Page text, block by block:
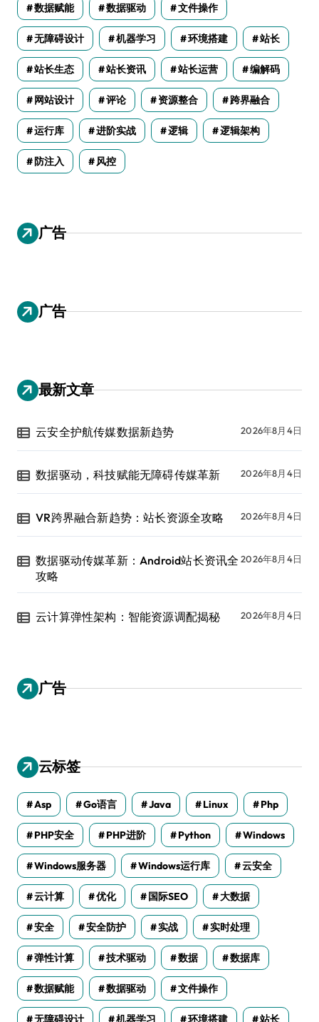
数据赋能 数据驱动 文件操作
无障碍设计 机器学习 环境搭建 站长
站长生态 站长资讯 站长运营 编解码
网站设计 评论 资源整合 跨界融合
运行库 进阶实战 逻辑 逻辑架构
防注入 风控
广告
广告
最新文章
云安全护航传媒数据新趋势 2026年8月4日
数据驱动，科技赋能无障碍传媒革新 2026年8月4日
VR跨界融合新趋势：站长资源全攻略 2026年8月4日
数据驱动传媒革新：Android站长资讯全
攻略
2026年8月4日
云计算弹性架构：智能资源调配揭秘 2026年8月4日
广告
云标签
Asp Go语言 Java Linux Php
PHP安全 PHP进阶 Python Windows
Windows服务器 Windows运行库 云安全
云计算 优化 国际SEO 大数据
安全 安全防护 实战 实时处理
弹性计算 技术驱动 数据 数据库
数据赋能 数据驱动 文件操作
无障碍设计 机器学习 环境搭建 站长